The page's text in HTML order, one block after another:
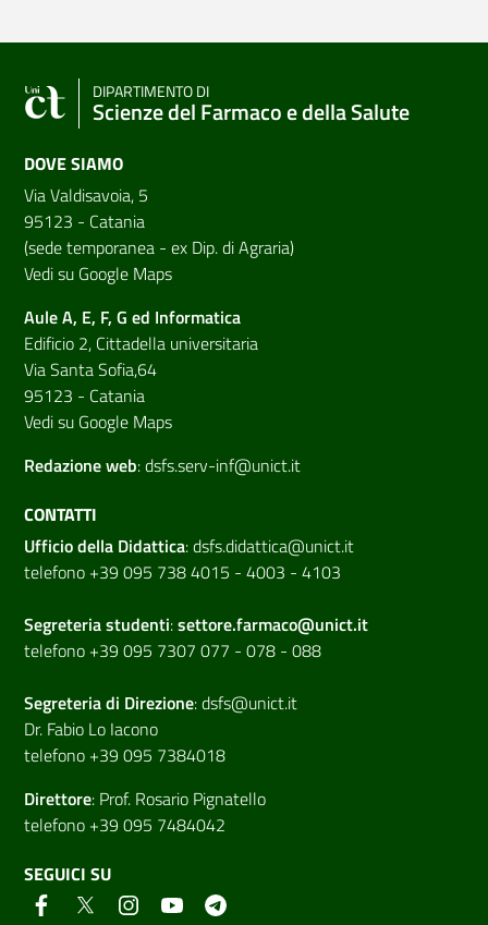
DIPARTIMENTO DI
Scienze del Farmaco e della Salute
DOVE SIAMO
Via Valdisavoia, 5
95123 - Catania
(sede temporanea - ex Dip. di Agraria)
Vedi su Google Maps
Aule A, E, F, G ed Informatica
Edificio 2, Cittadella universitaria
Via Santa Sofia,64
95123 - Catania
Vedi su Google Maps
Redazione web:dsfs.serv-inf@unict.it
CONTATTI
Ufficio della Didattica:dsfs.didattica@unict.it
telefono +39 095 738 4015 - 4003 - 4103
Segreteria studenti:settore.farmaco@unict.it
telefono +39 095 7307 077 - 078 - 088
Segreteria di Direzione:dsfs@unict.it
Dr. Fabio Lo Iacono
telefono +39 095 7384018
Direttore: Prof. Rosario Pignatello
telefono +39 095 7484042
SEGUICI SU